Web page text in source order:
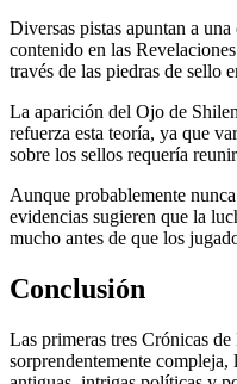
Diversas pistas apuntan a
contenido en las
través de las piedras de sello
La aparición del Ojo de
refuerza esta teoría, ya que
sobre los sellos requería
Aunque probablemente
evidencias sugieren que la
mucho antes de que los
Conclusión
Las primeras tres Crónicas
sorprendentemente compleja,